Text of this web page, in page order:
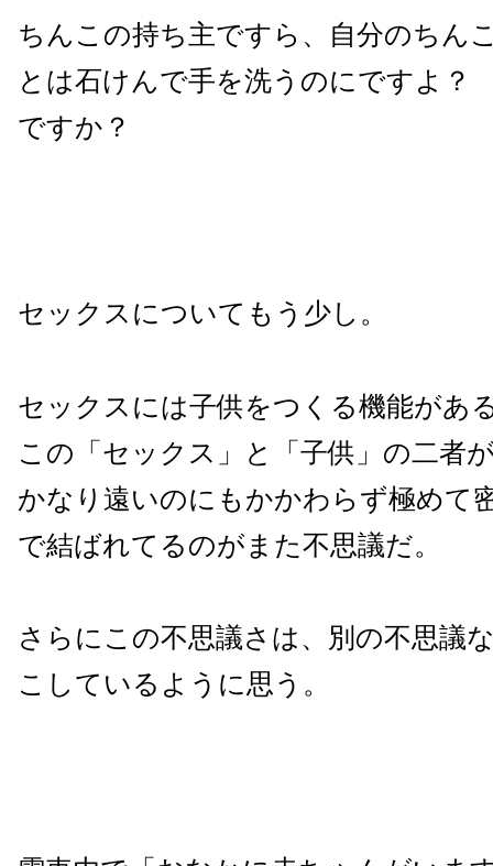
ちんこの持ち主ですら、自分のちん
とは石けんで手を洗うのにですよ
ですか？
セックスについてもう少し。
セックスには子供をつくる機能があ
この「セックス」と「子供」の二者
かなり遠いのにもかかわらず極めて
で結ばれてるのがまた不思議だ。
さらにこの不思議さは、別の不思議
こしているように思う。